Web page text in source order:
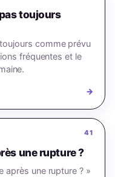
toujours
comme prévu
fréquentes et le
→
41
une rupture ?
après une rupture ? »